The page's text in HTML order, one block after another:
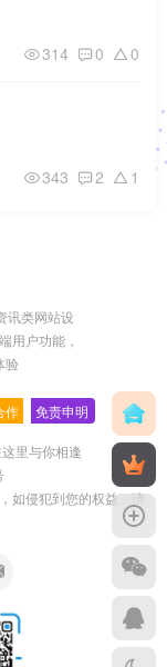
314 0 0
343 2 1
讯类网站设
用户功能，
验
作 免责申明
里与你相逢
如侵犯到您的权益，请